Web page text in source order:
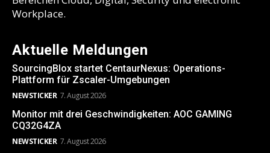
Workplace.
Aktuelle Meldungen
SourcingBlox startet CentaurNexus: Operations-
Plattform für Zscaler-Umgebungen
NEWSTICKER 7. August 2026
Monitor mit drei Geschwindigkeiten: AOC GAMING
CQ32G4ZA
NEWSTICKER 7. August 2026